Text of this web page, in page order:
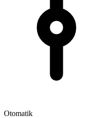
Otomatik